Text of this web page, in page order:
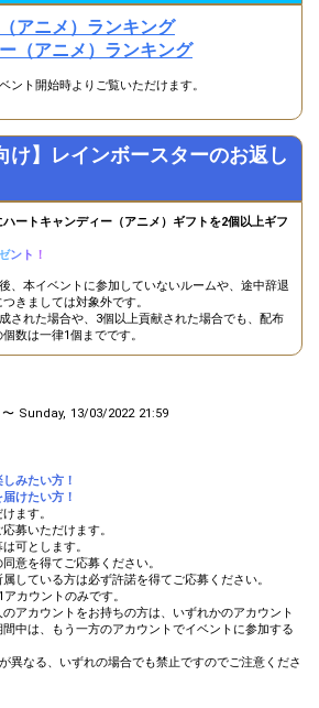
が気になる人を発表しよう！
今後の配信スケジュールにつ
いて、考えてみよう！
自分の何を知ってほしいの
の高いものから順に書いてみ
よう！
スペシャルギフトのお礼コー
リスナーさんに、質問してみ
よう！
ナーさんにあだ名をつけてみ
よう！
ホワイトデーの思い出エピソ
ードを語ろう！
配信に来ているリスナーさん
全員に挨拶できたか、見直し
てみよう！
イベント期間中にルームフォ
ロワー数を何人増やしたい
か、目標を発表しよう！
ホワイトデーにもらってみた
いプレゼントは？
で、自分の推しギフトを決め
アニメ）ランキング
（アニメ）ランキング
ント開始時よりご覧いただけます。
け】レインボースターのお返し
ハートキャンディー（アニメ）ギフトを2個以上ギフ
ン ト ！
、本イベントに参加していないルームや、途中辞退
きましては対象外です。
された場合や、3個以上貢献された場合でも、配布
数は一律1個までです。
Sunday, 13/03/2022 21:59
みたい方！
けたい方！
ます。
募いただけます。
可とします。
意を得てご応募ください。
している方は必ず許諾を得てご応募ください。
カウントのみです。
アカウントをお持ちの方は、いずれかのアカウント
中は、もう一方のアカウントでイベントに参加する
異なる、いずれの場合でも禁止ですのでご注意くださ